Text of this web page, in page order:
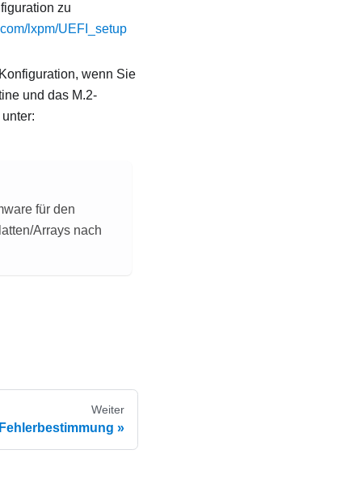
zu
lxpm/UEFI_setup
wenn Sie
und das M.2-
für den
Arrays nach
Weiter
Fehlerbestimmung